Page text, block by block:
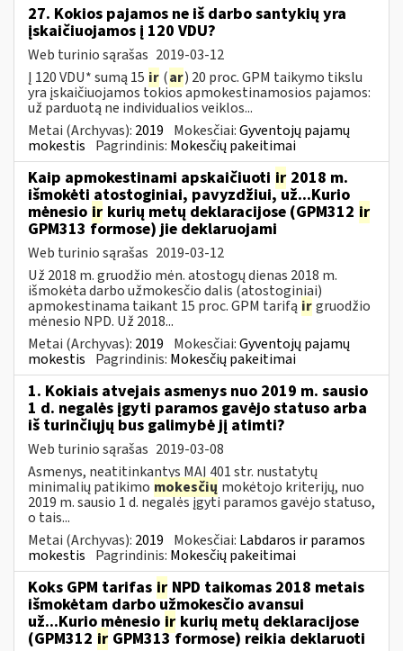
27. Kokios pajamos ne iš darbo santykių yra
įskaičiuojamos į 120 VDU?
Web turinio sąrašas 2019-03-12
Į 120 VDU* sumą 15 ir (ar) 20 proc. GPM taikymo tikslu
yra įskaičiuojamos tokios apmokestinamosios pajamos:
už parduotą ne individualios veiklos...
Metai (Archyvas): 2019 Mokesčiai:Gyventojų pajamų
mokestis Pagrindinis: Mokesčių pakeitimai
Kaip apmokestinami apskaičiuoti ir 2018 m.
išmokėti atostoginiai, pavyzdžiui, už...Kurio
mėnesio ir kurių metų deklaracijose (GPM312 ir
GPM313 formose) jie deklaruojami
Web turinio sąrašas 2019-03-12
Už 2018 m. gruodžio mėn. atostogų dienas 2018 m.
išmokėta darbo užmokesčio dalis (atostoginiai)
apmokestinama taikant 15 proc. GPM tarifą irgruodžio
mėnesio NPD. Už 2018...
Metai (Archyvas): 2019 Mokesčiai:Gyventojų pajamų
mokestis Pagrindinis: Mokesčių pakeitimai
1. Kokiais atvejais asmenys nuo 2019 m. sausio
1 d. negalės įgyti paramos gavėjo statuso arba
iš turinčiųjų bus galimybė jį atimti?
Web turinio sąrašas 2019-03-08
Asmenys, neatitinkantys MAĮ 401 str. nustatytų
minimalių patikimo mokesčių mokėtojo kriterijų, nuo
2019 m. sausio 1 d. negalės įgyti paramos gavėjo statuso,
o tais...
Metai (Archyvas): 2019 Mokesčiai: Labdaros ir paramos
mokestis Pagrindinis: Mokesčių pakeitimai
Koks GPM tarifas ir NPD taikomas 2018 metais
išmokėtam darbo užmokesčio avansui
už...Kurio mėnesio ir kurių metų deklaracijose
(GPM312 ir GPM313 formose) reikia deklaruoti